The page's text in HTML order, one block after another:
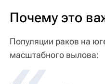
Почему это
Популяции раков на
масштабного вылова: